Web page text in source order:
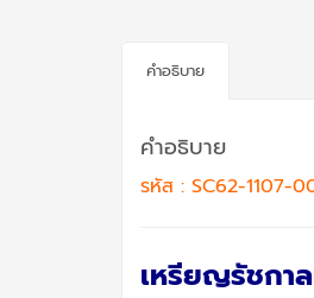
คำอธิบาย
คำอธิบาย
รหัส : SC62-1107-
เหรียญรัชกา